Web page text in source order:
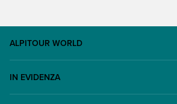
ALPITOUR WORLD
IN EVIDENZA